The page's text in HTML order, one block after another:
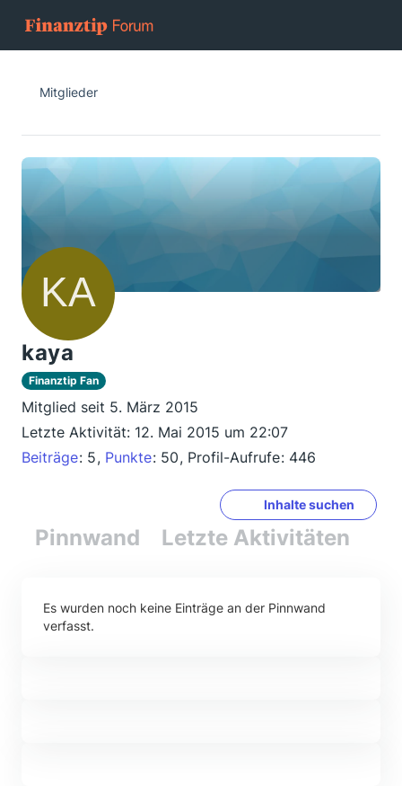
Mitglieder
kaya
Finanztip Fan
Mitglied seit 5. März 2015
Letzte Aktivität: 12. Mai 2015 um 22:07
Beiträge 5 Punkte 50 Profil-Aufrufe 446
Inhalte suchen
Pinnwand Letzte Aktivitäten
Es wurden noch keine Einträge an der Pinnwand
verfasst.